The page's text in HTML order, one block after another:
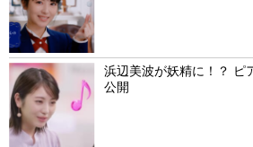
浜辺美波が妖精に！？ ピ
公開